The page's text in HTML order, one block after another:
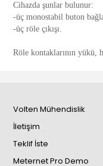
Cihazda şunlar bulunur:
-üç monostabil buton
-üç röle çıkışı.
Röle kontaklarının
Volten Mühendislik
İletişim
Teklif İste
Meternet Pro Demo